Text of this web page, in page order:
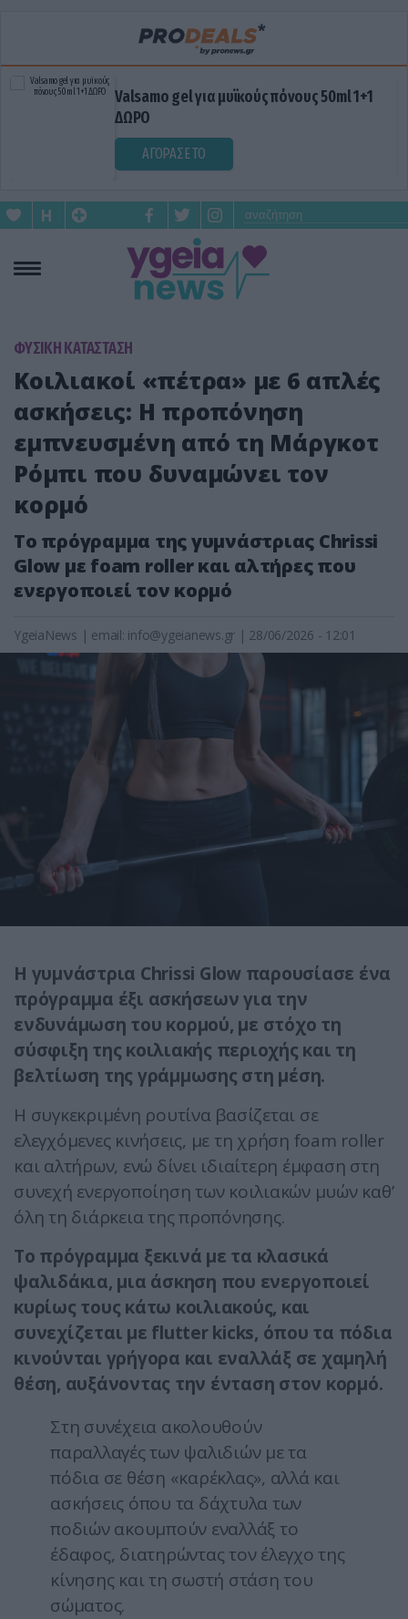
Valsamo gel για μυϊκούς πόνους 50ml 1+1
ΔΩΡΟ
ΑΓΟΡΑΣΕ ΤΟ
ΦΥΣΙΚΗ ΚΑΤΑΣΤΑΣΗ
Κοιλιακοί «πέτρα» με 6 απλές
ασκήσεις: Η προπόνηση
εμπνευσμένη από τη Μάργκοτ
Ρόμπι που δυναμώνει τον
κορμό
Το πρόγραμμα της γυμνάστριας Chrissi
Glow με foam roller και αλτήρες που
ενεργοποιεί τον κορμό
YgeiaNews | email: info@ygeianews.gr | 28/06/2026 - 12:01
Η γυμνάστρια Chrissi Glow παρουσίασε ένα
πρόγραμμα έξι ασκήσεων για την
ενδυνάμωση του κορμού, με στόχο τη
σύσφιξη της κοιλιακής περιοχής και τη
βελτίωση της γράμμωσης στη μέση.
Η συγκεκριμένη ρουτίνα βασίζεται σε
ελεγχόμενες κινήσεις, με τη χρήση foam roller
και αλτήρων, ενώ δίνει ιδιαίτερη έμφαση στη
συνεχή ενεργοποίηση των κοιλιακών μυών καθ’
όλη τη διάρκεια της προπόνησης.
Το πρόγραμμα ξεκινά με τα κλασικά
ψαλιδάκια, μια άσκηση που ενεργοποιεί
κυρίως τους κάτω κοιλιακούς, και
συνεχίζεται με flutter kicks, όπου τα πόδια
κινούνται γρήγορα και εναλλάξ σε χαμηλή
θέση, αυξάνοντας την ένταση στον κορμό.
Στη συνέχεια ακολουθούν
παραλλαγές των ψαλιδιών με τα
πόδια σε θέση «καρέκλας», αλλά και
ασκήσεις όπου τα δάχτυλα των
ποδιών ακουμπούν εναλλάξ το
έδαφος, διατηρώντας τον έλεγχο της
κίνησης και τη σωστή στάση του
σώματος.